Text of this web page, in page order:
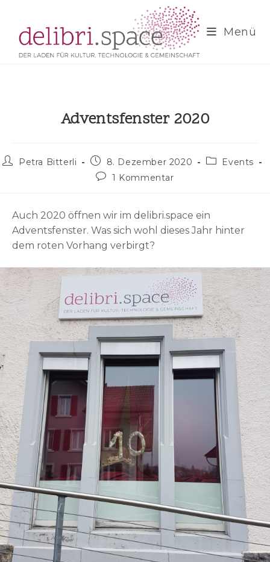
springen
Menü
Adventsfenster 2020
Beitrags-
Petra Bitterli
Beitrag
veröffentlicht:
8. Dezember 2020
Beitrags-
Events
Beitrags-
1 Kommentar
Auch 2020 öffnen wir im delibri.space ein
Adventsfenster. Was sich wohl dieses Jahr hinter
dem roten Vorhang verbirgt?